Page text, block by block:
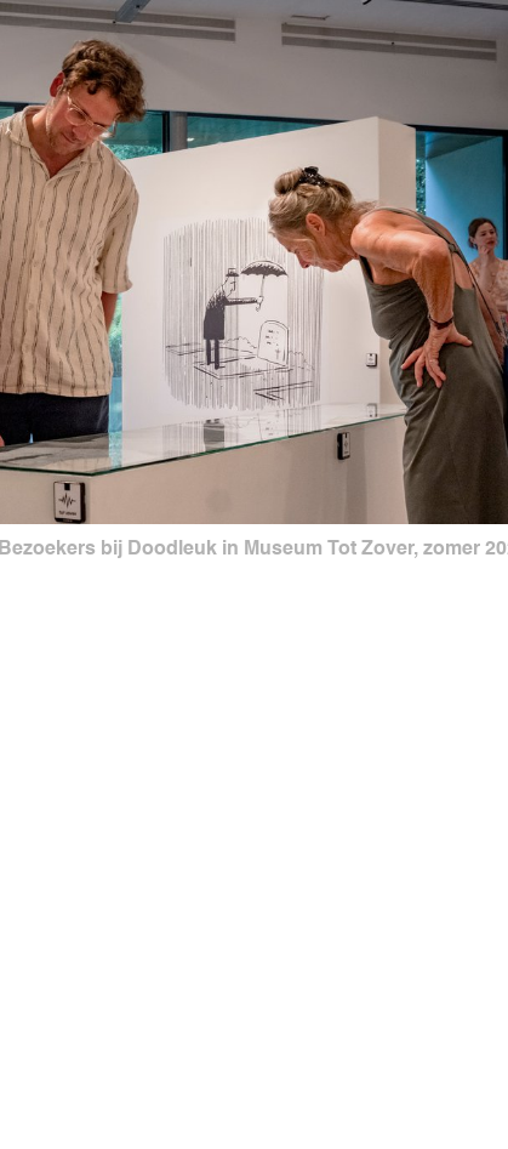
Bezoekers bij Doodleuk in Museum Tot Zover, zomer